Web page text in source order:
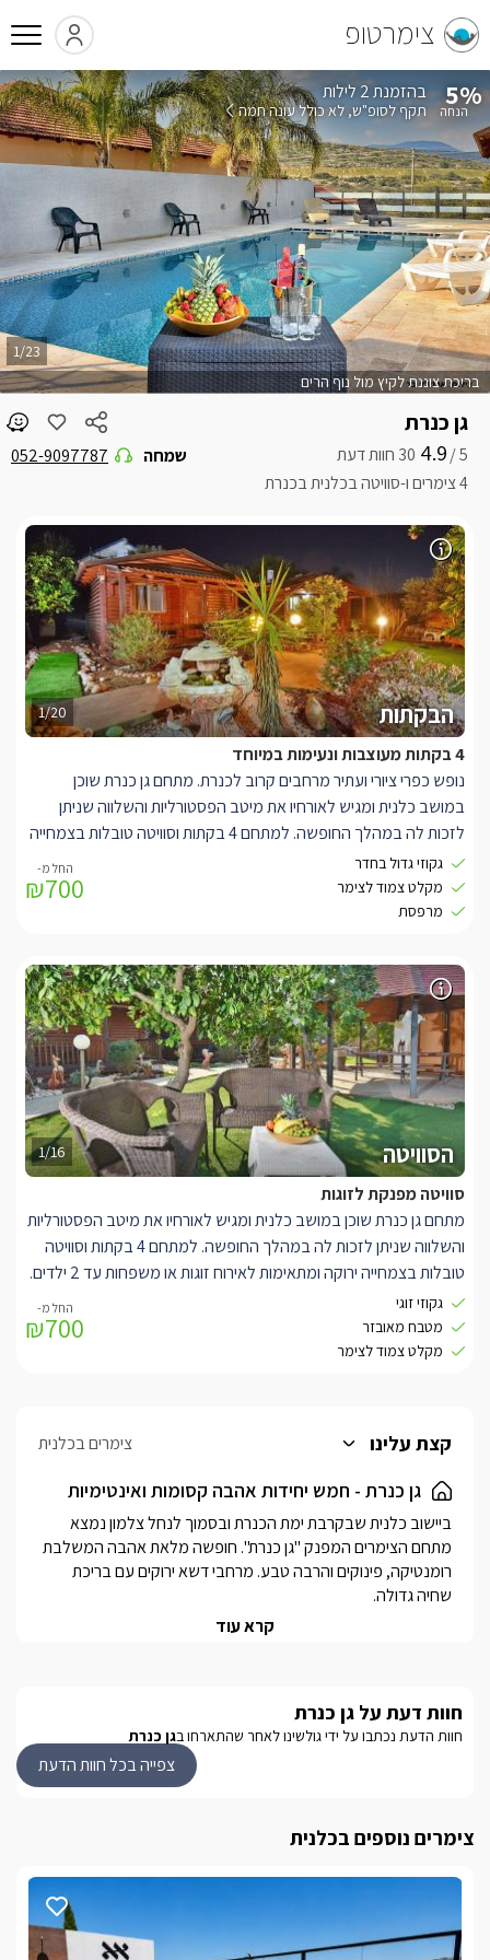
צימרטופ
גן כנרת
5 /
4.9
4 צימרים ו-סוויטה בכלנית בכנרת
שמחה 052-9097787
בריכת צוננת לקיץ מול נוף הרים
1/23
5% בהזמנת 2 לילות
תקף לסופ"ש לא כולל עונה חמה
1/20 הבקתות
4 בקתות מעוצבות ונעימות במיוחד
נופש כפרי ציורי ועתיר מרחבים קרוב לכנרת. מתחם גן כנרת שוכן
במושב כלנית ומגיש לאורחיו את מיטב הפסטורליות והשלווה שניתן
לזכות לה במהלך החופשה. למתחם 4 בקתות וסוויטה טובלות בצמחייה
ירוקה ומתאימות לאירוח זוגות או משפחות עד 2 ילדים. פנים הבקתות
בעיצוב דומה, בריהוט עץ כפרי ותאורה רומנטית. המיטה הזוגית הגדולה
ניצבת במרכז ולצידה ג'קוזי מרובע גדול עטוף אבן. לרשותכם מרפסת
בריכה גדולה ובנויה, פינות פיקניק מוצלות וצמחייה עשירה במיוחד.
המתחם קרוב מאוד לחופי הכנרת ולשלל האטרקציות בסביבה.
גקוזי גדול בחדר
מקלט צמוד לצימר
מרפסת
₪700
1/16 הסוויטה
סוויטה מפנקת לזוגות
מתחם גן כנרת שוכן במושב כלנית ומגיש לאורחיו את מיטב הפסטורליות
והשלווה שניתן לזכות לה במהלך החופשה. למתחם 4 בקתות וסוויטה
טובלות בצמחייה ירוקה ומתאימות לאירוח זוגות או משפחות עד 2 ילדים.
בסוויטה הרומנטית יש ג'קוזי זוגי ביחידה. מטבחון מאובזר והרבה
פינוקים. תאורה רומנטית, LCD. הסוויטה והבקתות חולקות מתחם גן
משותף ובו בריכת שחייה הפונה אל הנוף.
גקוזי זוגי
מטבח מאובזר
מקלט צמוד לצימר
₪700
קצת עלינו צימרים בכלנית
גן כנרת - חמש יחידות אהבה קסומות ואינטימיות
נחל צלמון, נחל עמוד, מעיין ברוך, זוויתן, ג'ילבון ועוד...)
חיבור לערוצי yes, מיזוג אוויר ומטבחון מאובזר הכולל:מקרר,
קרא עוד
חוות דעת על גן כנרת
חוות הדעת נכתבו על ידי גולשינו לאחר שהתארחו בגן כנרת
צפייה בכל חוות הדעת
צימרים נוספים בכלנית